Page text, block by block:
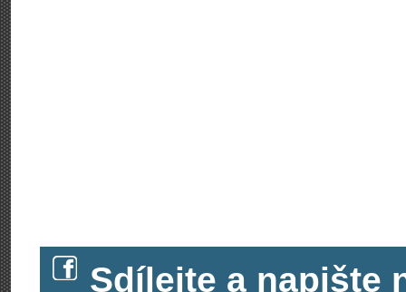
Sdílejte a napište